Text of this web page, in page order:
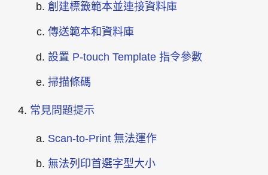
創建標籤範本並連接資料庫
傳送範本和資料庫
設置 P-touch Template 指令參數
掃描條碼
常見問題提示
Scan-to-Print 無法運作
無法列印首選字型大小